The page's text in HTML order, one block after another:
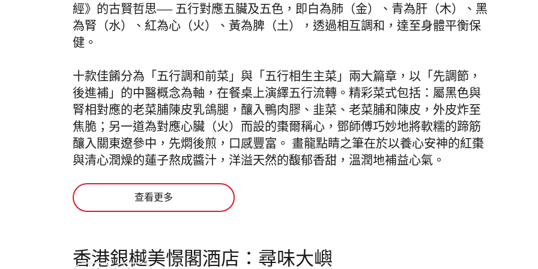
經》的古賢哲思—— 五行對應五臟及五色，即白為肺（金）、青為肝（木）、黑
為腎（水）、紅為心（火）、黃為脾（土），透過相互調和，達至身體平衡保
健。
十款佳餚分為「五行調和前菜」與「五行相生主菜」兩大篇章，以「先調節，
後進補」的中醫概念為軸，在餐桌上演繹五行流轉。精彩菜式包括：屬黑色與
腎相對應的老菜脯陳皮乳鴿腿，釀入鴨肉膠、韭菜、老菜脯和陳皮，外皮炸至
焦脆；另一道為對應心臟（火）而設的棗爾稱心，鄧師傅巧妙地將軟糯的蹄筋
釀入關東遼參中，先燜後煎，口感豐富。 畫龍點睛之筆在於以養心安神的紅棗
與清心潤燥的蓮子熬成醬汁，洋溢天然的馥郁香甜，溫潤地補益心氣。
查看更多
香港銀樾美憬閣酒店：尋味大嶼